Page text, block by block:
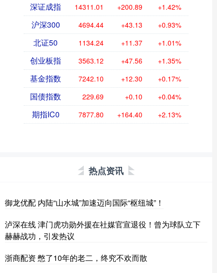
深证成指 14311.01 +200.89 +1.42%
沪深300 4694.44 +43.13 +0.93%
北证50 1134.24 +11.37 +1.01%
创业板指 3563.12 +47.56 +1.35%
基金指数 7242.10 +12.30 +0.17%
国债指数 229.69 +0.10 +0.04%
期指IC0 7877.80 +164.40 +2.13%
热点资讯
御龙优配 内陆“山水城”加速迈向国际“枢纽城”！
泸深在线 津门虎功勋外援在社媒官宣退役！曾为球队立下
赫赫战功，引发热议
浙商配资 憋了10年的老二，终究不欢而散